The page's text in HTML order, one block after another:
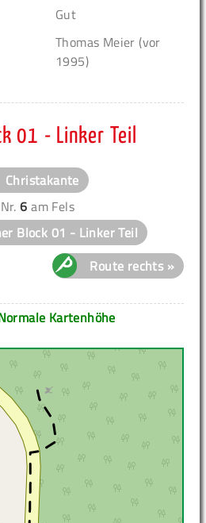
Gut
Thomas Meier (vor
1995)
01 - Linker Teil
Christakante
6 am Fels
Block 01 - Linker Teil
Route rechts »
Kartenhöhe